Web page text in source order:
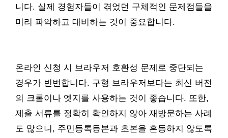
니다. 실제 경험자들이 겪었던 구체적인 문제점들을
미리 파악하고 대비하는 것이 중요합니다.
온라인 신청 시 브라우저 호환성 문제로 중단되는
경우가 빈번합니다. 구형 브라우저보다는 최신 버전
의 크롬이나 엣지를 사용하는 것이 좋습니다. 또한,
제출 서류를 정확히 확인하지 않아 재방문하는 사례
도 많으니, 주민등록등본과 초본을 혼동하지 않도록